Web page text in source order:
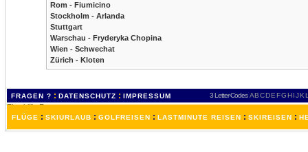
Rom - Fiumicino
Stockholm - Arlanda
Stuttgart
Warschau - Fryderyka Chopina
Wien - Schwechat
Zürich - Kloten
FRAGEN ? : DATENSCHUTZ : IMPRESSUM 3 Letter-Codes ABCDEFGH IJKL
FLÜGE : SKIURLAUB : GOLFREISEN : LASTMINUTE REISEN : SKIREISEN :